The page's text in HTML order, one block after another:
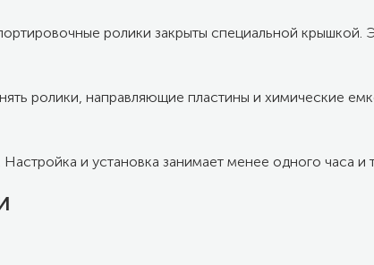
ролики закрыты специальной крышкой.
ролики, направляющие пластины и химические
и установка занимает менее одного часа и